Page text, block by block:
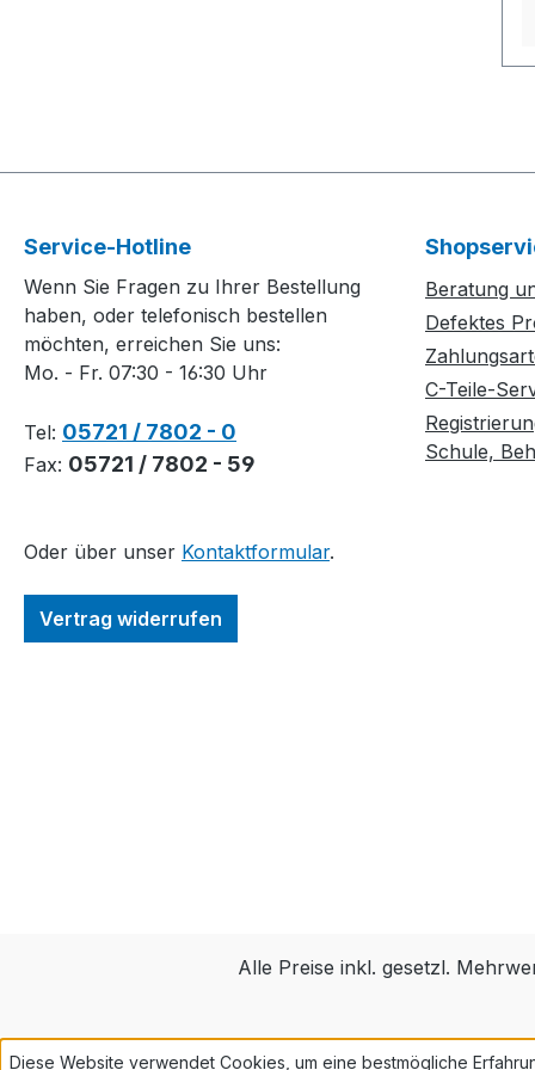
Service-Hotline
Wenn Sie Fragen zu Ihrer Bestellung
haben, oder telefonisch bestellen
möchten, erreichen Sie uns:
Mo. - Fr. 07:30 - 16:30 Uhr
Tel: 05721 / 7802 - 0
Fax: 05721 / 7802 - 59
Oder über unser Kontaktformular.
Vertrag widerrufen
Beratung
Defektes
C-Teile-
Schule,
Alle Preise inkl. gesetzl.
Diese Website verwendet Cookies, um eine bestmögliche